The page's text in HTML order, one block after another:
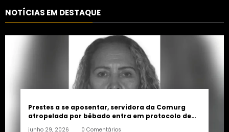
NOTÍCIAS EM DESTAQUE
Prestes a se aposentar, servidora da Comurg
atropelada por bêbado entra em protocolo de
junho 29, 2026 0 Comentários